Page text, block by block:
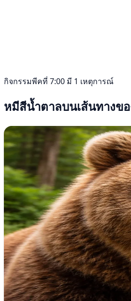
กิจกรรมพีคที่ 7:00 มี 1 เหตุการณ์
หมีสีน้ำตาลบนเส้นทางข